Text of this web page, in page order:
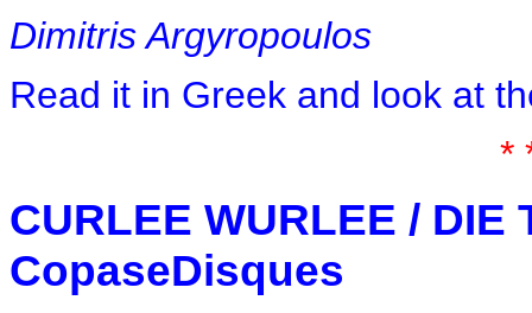
Dimitris Argyropoulos
Read it in Greek and look at
*
CURLEE WURLEE / DIE
CopaseDisques